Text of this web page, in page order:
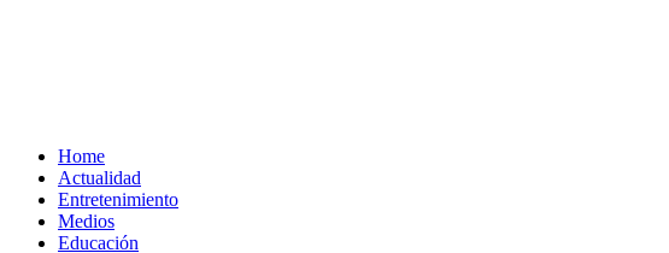
Home
Actualidad
Entretenimiento
Medios
Educación